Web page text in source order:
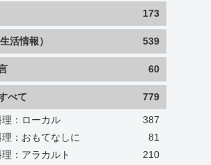
173
活情報） 539
60
べて 779
：ローカル
387
：おもてなしに
81
：アラカルト
210